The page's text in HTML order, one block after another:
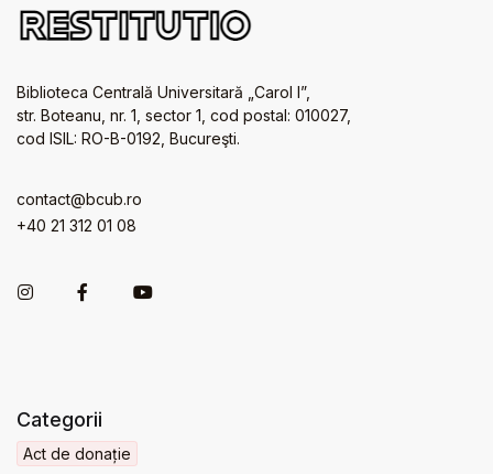
Biblioteca Centrală Universitară „Carol I”,
str. Boteanu, nr. 1, sector 1, cod postal: 010027,
cod ISIL: RO-B-0192, Bucureşti.
contact@bcub.ro
+40 21 312 01 08
Categorii
Act de donație